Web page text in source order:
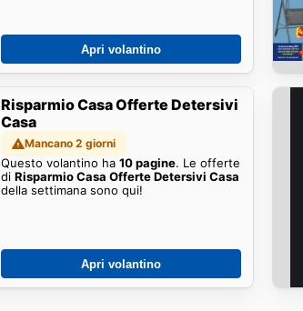
Apri volantino
Risparmio Casa Offerte Detersivi
Casa
Mancano 2 giorni
Questo volantino ha 10 pagine. Le offerte
di Risparmio Casa Offerte Detersivi Casa
della settimana sono qui!
Apri volantino